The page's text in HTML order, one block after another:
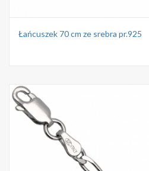
Łańcuszek 70 cm ze srebra pr.925